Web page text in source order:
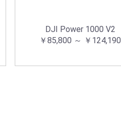
DJI Power 1000 V2
￥85,800 ～ ￥124,190